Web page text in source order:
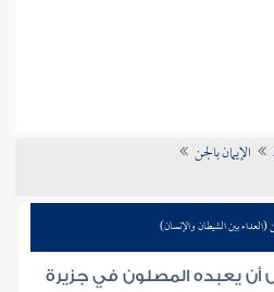
الإيمان بالجن
بين الشيطان والإنسان)
أن يعبده المصلون في جزيرة